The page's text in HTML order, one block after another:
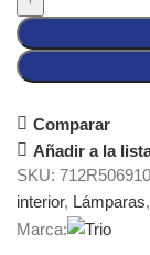
Comparar
Añadir a la
SKU:
interior, Lámparas,
Marca: